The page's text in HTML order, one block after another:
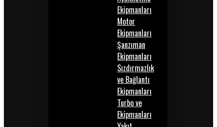
Ekipmanları
Motor
Ekipmanları
Şanzıman
Ekipmanları
Sızdırmazlık
ve Bağlantı
Ekipmanları
Turbo ve
Ekipmanları